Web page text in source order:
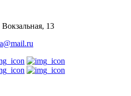
13